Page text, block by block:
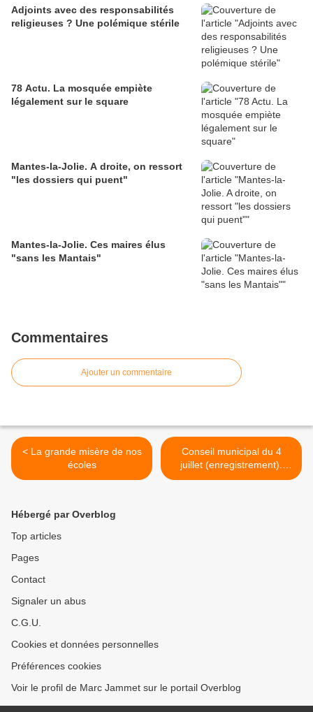
Adjoints avec des responsabilités
religieuses ? Une polémique stérile
78 Actu. La mosquée empiète
légalement sur le square
Mantes-la-Jolie. A droite, on ressort
"les dossiers qui puent"
Mantes-la-Jolie. Ces maires élus
"sans les Mantais"
Commentaires
Ajouter un commentaire
< La grande misère de nos
écoles
Conseil municipal du 4
juillet (enregistrement).
Budget supplémentaire de
Hébergé par Overblog
Top articles
Pages
Contact
Signaler un abus
C.G.U.
Cookies et données personnelles
Préférences cookies
Voir le profil de Marc Jammet sur le portail Overblog